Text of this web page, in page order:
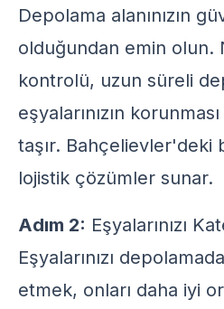
Depolama alanınızın
olduğundan emin olun.
kontrolü, uzun süreli
eşyalarınızın
taşır.
lojistik çözümler sunar.
Adım 2: Eşyalarınızı
Eşyalarınızı
etmek, onları daha iyi